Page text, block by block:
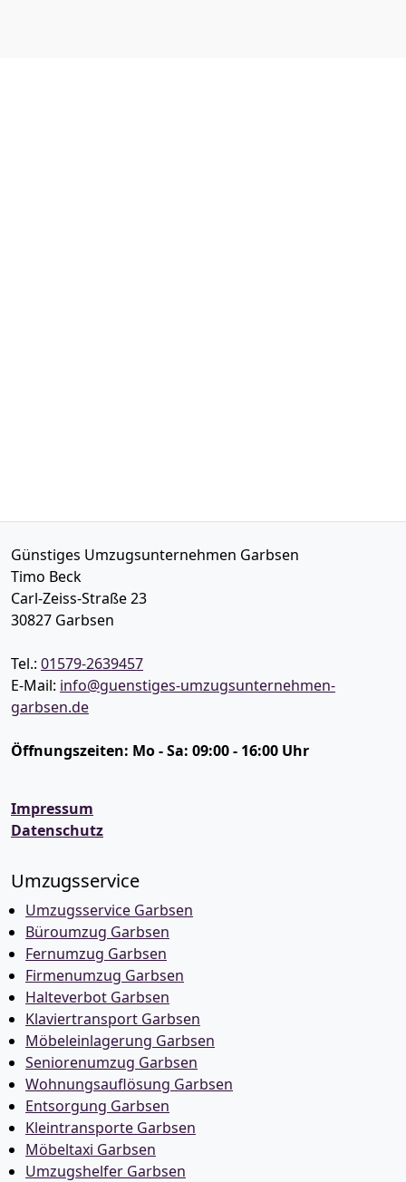
Günstiges Umzugsunternehmen Garbsen
Timo Beck
Carl-Zeiss-Straße 23
30827 Garbsen
Tel.: 01579-2639457
E-Mail: info@guenstiges-umzugsunternehmen-
garbsen.de
Öffnungszeiten: Mo - Sa: 09:00 - 16:00 Uhr
Impressum
Datenschutz
Umzugsservice
Umzugsservice Garbsen
Büroumzug Garbsen
Fernumzug Garbsen
Firmenumzug Garbsen
Halteverbot Garbsen
Klaviertransport Garbsen
Möbeleinlagerung Garbsen
Seniorenumzug Garbsen
Wohnungsauflösung Garbsen
Entsorgung Garbsen
Kleintransporte Garbsen
Möbeltaxi Garbsen
Umzugshelfer Garbsen